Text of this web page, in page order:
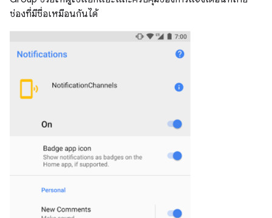
ช่องที่มีชื่อเหมือนกันได้